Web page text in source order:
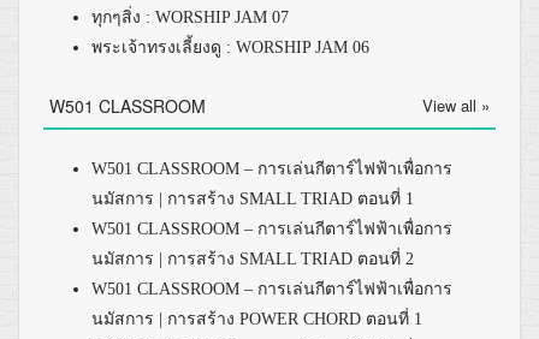
ทุกๆสิ่ง : WORSHIP JAM 07
พระเจ้าทรงเลี้ยงดู : WORSHIP JAM 06
W501 CLASSROOM View all »
W501 CLASSROOM – การเล่นกีตาร์ไฟฟ้าเพื่อการ
นมัสการ | การสร้าง SMALL TRIAD ตอนที่ 1
W501 CLASSROOM – การเล่นกีตาร์ไฟฟ้าเพื่อการ
นมัสการ | การสร้าง SMALL TRIAD ตอนที่ 2
W501 CLASSROOM – การเล่นกีตาร์ไฟฟ้าเพื่อการ
นมัสการ | การสร้าง POWER CHORD ตอนที่ 1